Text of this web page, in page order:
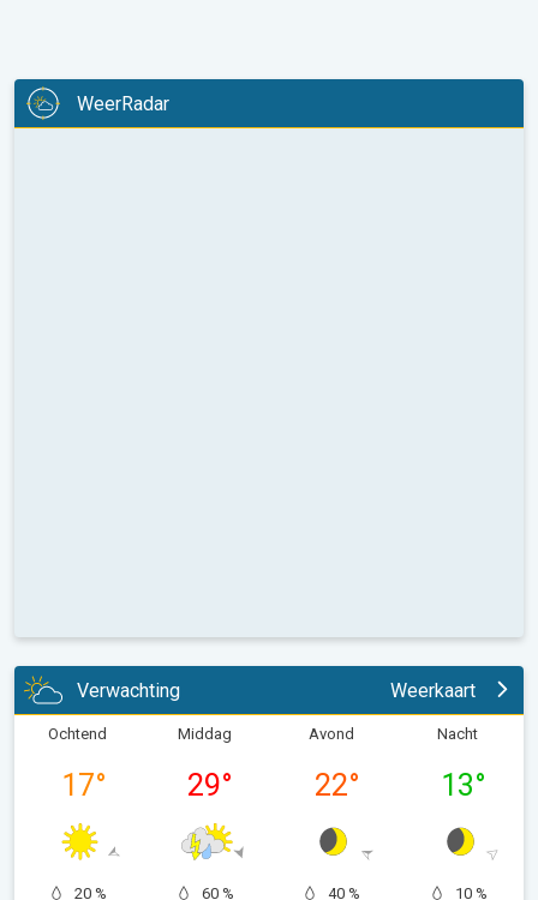
WeerRadar
Verwachting Weerkaart
Ochtend
17°
20 %
Middag
29°
60 %
Avond
22°
40 %
Nacht
13°
10 %